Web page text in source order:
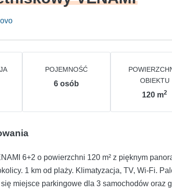
POJEMNOŚĆ
6 osób
OBIEKTU
120 m2
6+2 o powierzchni 120 m² z pięknym
1 km od plaży. Klimatyzacja, TV, Wi-Fi.
miejsce parkingowe dla 3 samochodów oraz